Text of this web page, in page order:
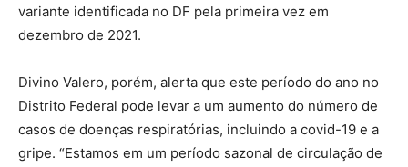
variante identificada no DF pela primeira vez em
dezembro de 2021.
Divino Valero, porém, alerta que este período do ano no
Distrito Federal pode levar a um aumento do número de
casos de doenças respiratórias, incluindo a covid-19 e a
gripe. “Estamos em um período sazonal de circulação de